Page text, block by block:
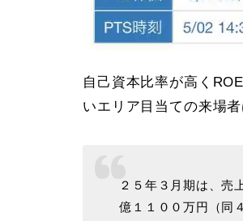
自己資本比率が高く
いエリア目当ての来場
２５年３月期は、売
億１１００万円（同